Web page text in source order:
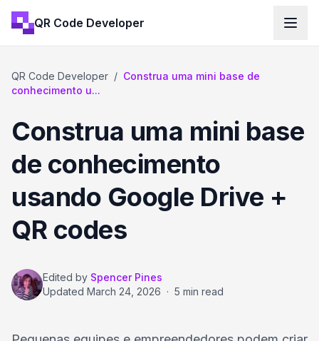
QR Code Developer
QR Code Developer / Construa uma mini base de
conhecimento u...
Construa uma mini base
de conhecimento
usando Google Drive +
QR codes
Edited by Spencer Pines
Updated March 24, 2026 · 5 min read